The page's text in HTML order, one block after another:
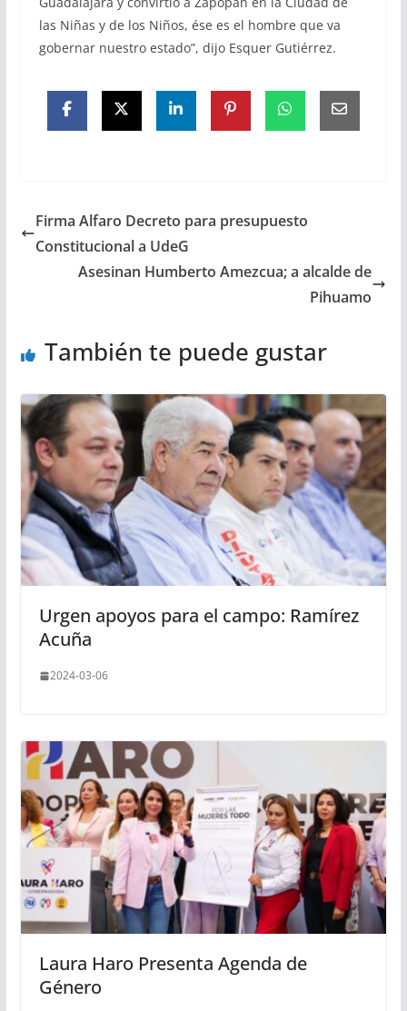
las Niñas y de los Niños, ése es el hombre que va
gobernar nuestro estado”, dijo Esquer Gutiérrez.
Firma Alfaro Decreto para presupuesto
Constitucional a UdeG
Asesinan Humberto Amezcua; a alcalde de
Pihuamo
También te puede gustar
Urgen apoyos para el campo: Ramírez
Acuña
2024-03-06
Laura Haro Presenta Agenda de
Género